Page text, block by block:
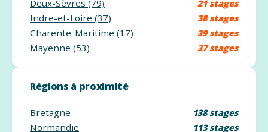
Deux-Sèvres (79) 21 stages
Indre-et-Loire (37) 38 stages
Charente-Maritime (17) 39 stages
Mayenne (53) 37 stages
Régions à proximité
Bretagne 138 stages
Normandie 113 stages